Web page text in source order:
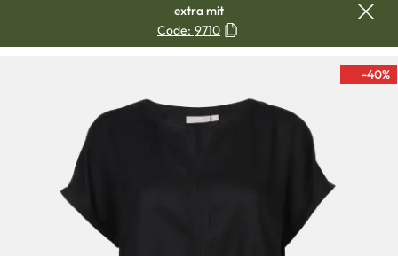
extra mit
Code: 9710
-40%